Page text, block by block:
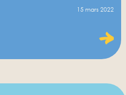
15 mars 2022